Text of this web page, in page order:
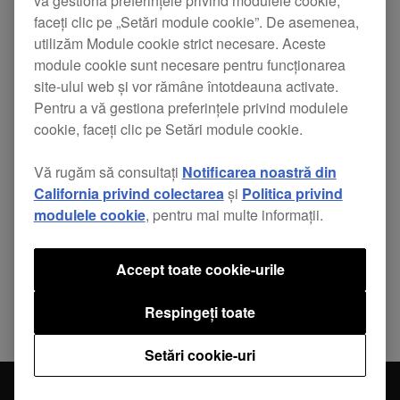
resonance was greater than individual
channel CFX.
Partajează
Înapoi la Știri
faceți clic pe „Setări module cookie”. De asemenea,
utilizăm Module cookie strict necesare. Aceste
module cookie sunt necesare pentru funcționarea
site-ului web și vor rămâne întotdeauna activate.
Pentru a vă gestiona preferințele privind modulele
cookie, faceți clic pe Setări module cookie.
Vă rugăm să consultați Notificarea noastră din
California privind colectareași Politica privind
modulele cookie, pentru mai multe informații.
Setări cookie-uri
Respingeți toate
Accept toate cookie-urile